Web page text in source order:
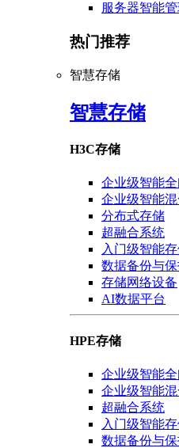
服务器智能
热门推荐
智慧存储
智慧存储
H3C存储
企业级智能
企业级智能
分布式存储
超融合系统
入门级智能
数据备份与保
存储网络设备
AI数据平台
HPE存储
企业级智能
企业级智能
超融合系统
入门级智能
数据备份与保